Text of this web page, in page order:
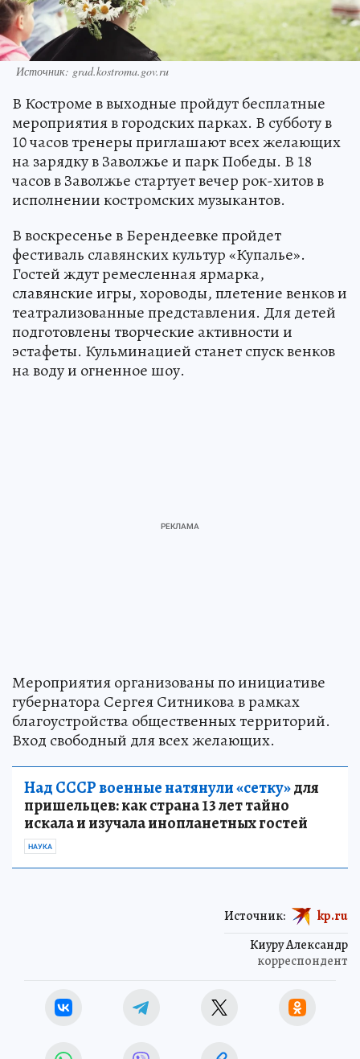
Источник: grad.kostroma.gov.ru
В Костроме в выходные пройдут бесплатные
мероприятия в городских парках. В субботу в
10 часов тренеры приглашают всех желающих
на зарядку в Заволжье и парк Победы. В 18
часов в Заволжье стартует вечер рок-хитов в
исполнении костромских музыкантов.
В воскресенье в Берендеевке пройдет
фестиваль славянских культур «Купалье».
Гостей ждут ремесленная ярмарка,
славянские игры, хороводы, плетение венков и
театрализованные представления. Для детей
подготовлены творческие активности и
эстафеты. Кульминацией станет спуск венков
на воду и огненное шоу.
Мероприятия организованы по инициативе
губернатора Сергея Ситникова в рамках
благоустройства общественных территорий.
Вход свободный для всех желающих.
Над СССР военные натянули «сетку»для
пришельцев: как страна 13 лет тайно
искала и изучала инопланетных гостей
НАУКА
Киуру Александр
корреспондент
Источник: kp.ru